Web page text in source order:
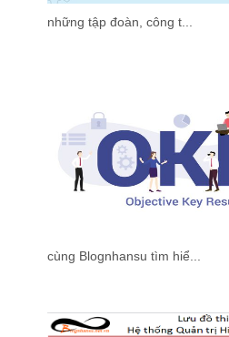
những tập đoàn, công t...
cùng Blognhansu tìm hiể...